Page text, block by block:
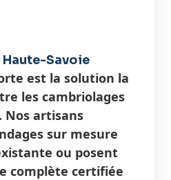
Haute-Savoie
est la solution la
les cambriolages
Nos artisans
sur mesure
ou posent
complète certifiée